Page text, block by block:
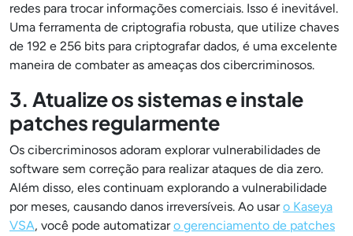
redes para trocar informações comerciais. Isso é inevitável.
Uma ferramenta de criptografia robusta, que utilize chaves
de 192 e 256 bits para criptografar dados, é uma excelente
maneira de combater as ameaças dos cibercriminosos.
3. Atualize os sistemas e instale
patches regularmente
Os cibercriminosos adoram explorar vulnerabilidades de
software sem correção para realizar ataques de dia zero.
Além disso, eles continuam explorando a vulnerabilidade
por meses, causando danos irreversíveis. Ao usaro Kaseya
VSA, você pode automatizaro gerenciamento de patches